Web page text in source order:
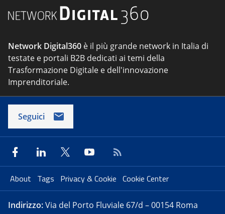
Network Digital360 è il più grande network in Italia di
testate e portali B2B dedicati ai temi della
Trasformazione Digitale e dell'innovazione
Imprenditoriale.
Seguici
About Tags Privacy & Cookie Cookie Center
Indirizzo:Via del Porto Fluviale 67/d – 00154 Roma